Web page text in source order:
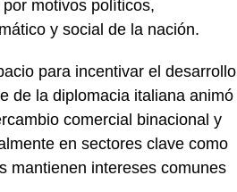
motivos políticos,
y social de la nación.
para incentivar el desarrollo
de la diplomacia italiana animó
comercial binacional y
en sectores clave como
mantienen intereses comunes